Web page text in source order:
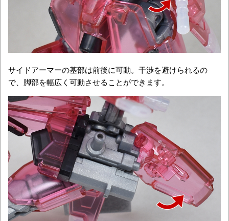
サイドアーマーの基部は前後に可動。干渉を避けられるの
で、脚部を幅広く可動させることができます。